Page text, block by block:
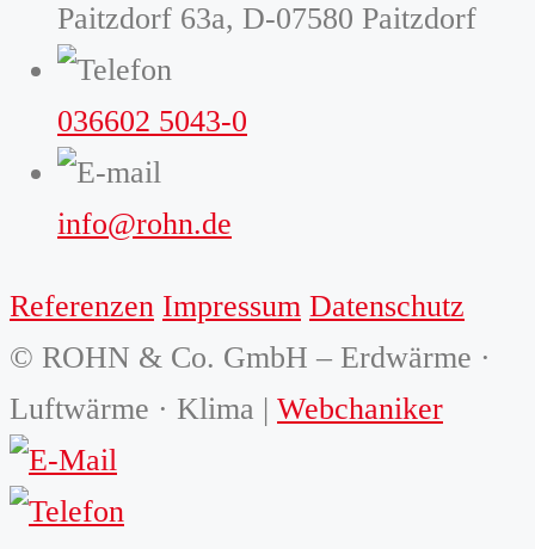
Paitzdorf 63a, D-07580 Paitzdorf
036602 5043-0
info@rohn.de
Referenzen Impressum Datenschutz
© ROHN & Co. GmbH – Erdwärme ·
Luftwärme · Klima | Webchaniker